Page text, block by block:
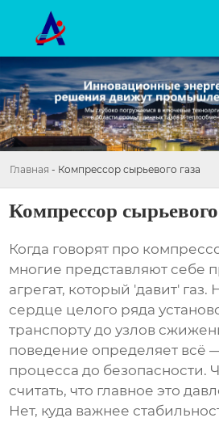
Главная - Компрессор сырьевого газа
Компрессор сырьевого
Когда говорят про
многие представляют себе
агрегат, который 'давит' газ.
сердце целого ряда
транспорту до узлов
поведение определяет всё
процесса до безопасности.
считать, что главное это
Нет, куда важнее